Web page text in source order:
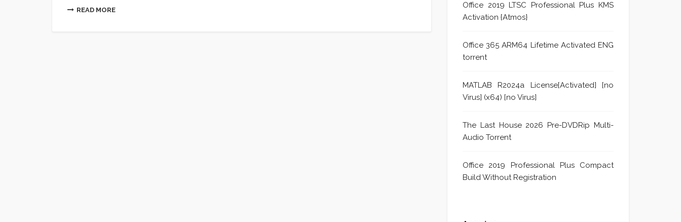
READ MORE
Office 2019 LTSC Professional Plus KMS
Activation {Atmos}
Office 365 ARM64 Lifetime Activated ENG
torrent
MATLAB R2024a License[Activated] [no
Virus] (x64) [no Virus]
The Last House 2026 Pre-DVDRip Multi-
Audio Torrent
Office 2019 Professional Plus Compact
Build Without Registration